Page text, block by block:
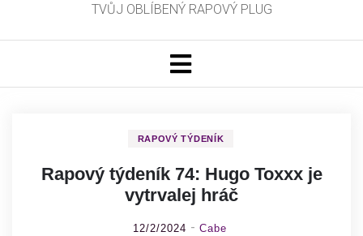
TVŮJ OBLÍBENÝ RAPOVÝ PLUG
RAPOVÝ TÝDENÍK
Rapový týdeník 74: Hugo Toxxx je
vytrvalej hráč
12/2/2024 Cabe